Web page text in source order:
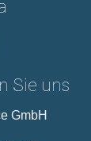
Sie uns
GmbH